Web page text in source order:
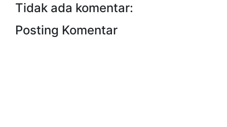
Tidak ada komentar:
Posting Komentar